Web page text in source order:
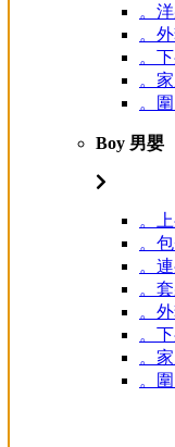
。
。
。
。
。
Boy 男嬰
。
。
。
。
。
。
。
。